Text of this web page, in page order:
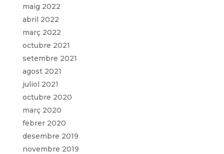
maig 2022
abril 2022
març 2022
octubre 2021
setembre 2021
agost 2021
juliol 2021
octubre 2020
març 2020
febrer 2020
desembre 2019
novembre 2019